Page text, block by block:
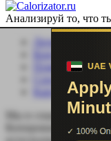
Анализируй то, что
Личный кабинет
Помощь сайту
Соцсети
Карта сайта
Мы в социальных
Копирование,